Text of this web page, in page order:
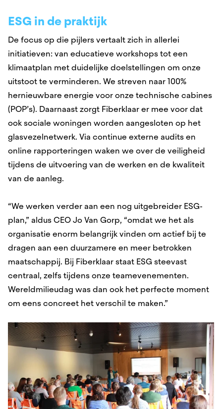
ESG in de praktijk
De focus op die pijlers vertaalt zich in allerlei
initiatieven: van educatieve workshops tot een
klimaatplan met duidelijke doelstellingen om onze
uitstoot te verminderen. We streven naar 100%
hernieuwbare energie voor onze technische cabines
(POP’s). Daarnaast zorgt Fiberklaar er mee voor dat
ook sociale woningen worden aangesloten op het
glasvezelnetwerk. Via continue externe audits en
online rapporteringen waken we over de veiligheid
tijdens de uitvoering van de werken en de kwaliteit
van de aanleg.
“We werken verder aan een nog uitgebreider ESG-
plan,” aldus CEO Jo Van Gorp, “omdat we het als
organisatie enorm belangrijk vinden om actief bij te
dragen aan een duurzamere en meer betrokken
maatschappij. Bij Fiberklaar staat ESG steevast
centraal, zelfs tijdens onze teamevenementen.
Wereldmilieudag was dan ook het perfecte moment
om eens concreet het verschil te maken.”